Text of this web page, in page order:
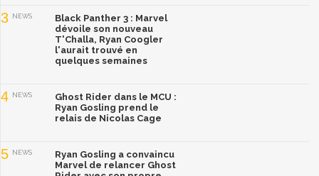
3 NEWS
Black Panther 3 : Marvel
dévoile son nouveau
T'Challa, Ryan Coogler
l'aurait trouvé en
quelques semaines
4 NEWS
Ghost Rider dans le MCU :
Ryan Gosling prend le
relais de Nicolas Cage
5 NEWS
Ryan Gosling a convaincu
Marvel de relancer Ghost